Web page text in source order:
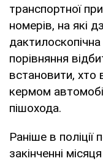
транспортної
номерів, на які
порівняння
встановити, хто
кермом
пішохода.
Раніше в
закінченні